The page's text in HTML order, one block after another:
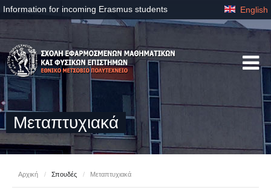
Information for incoming Erasmus students English
Μεταπτυχιακά
Αρχική / Σπουδές / Μεταπτυχιακά